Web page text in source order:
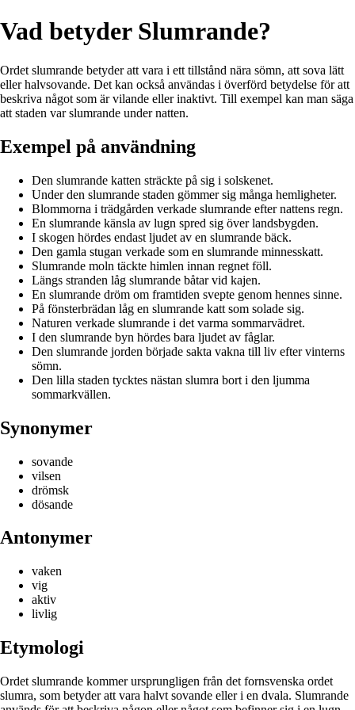
Vad betyder Slumrande?
Ordet slumrande betyder att vara i ett tillstånd nära sömn, att sova lätt
eller halvsovande. Det kan också användas i överförd betydelse för att
beskriva något som är vilande eller inaktivt. Till exempel kan man säga
att staden var slumrande under natten.
Exempel på användning
Den slumrande katten sträckte på sig i solskenet.
Under den slumrande staden gömmer sig många hemligheter.
Blommorna i trädgården verkade slumrande efter nattens regn.
En slumrande känsla av lugn spred sig över landsbygden.
I skogen hördes endast ljudet av en slumrande bäck.
Den gamla stugan verkade som en slumrande minnesskatt.
Slumrande moln täckte himlen innan regnet föll.
Längs stranden låg slumrande båtar vid kajen.
En slumrande dröm om framtiden svepte genom hennes sinne.
På fönsterbrädan låg en slumrande katt som solade sig.
Naturen verkade slumrande i det varma sommarvädret.
I den slumrande byn hördes bara ljudet av fåglar.
Den slumrande jorden började sakta vakna till liv efter vinterns
sömn.
Den lilla staden tycktes nästan slumra bort i den ljumma
sommarkvällen.
Synonymer
sovande
vilsen
drömsk
dösande
Antonymer
vaken
vig
aktiv
livlig
Etymologi
Ordet slumrande kommer ursprungligen från det fornsvenska ordet
slumra, som betyder att vara halvt sovande eller i en dvala. Slumrande